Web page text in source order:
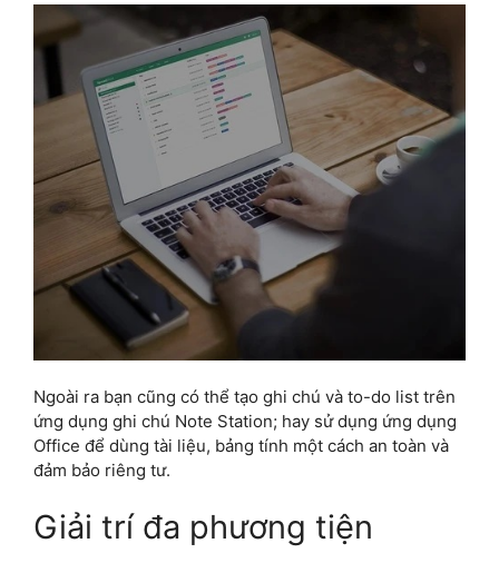
Ngoài ra bạn cũng có thể tạo ghi chú và to-do list trên
ứng dụng ghi chú Note Station; hay sử dụng ứng dụng
Office để dùng tài liệu, bảng tính một cách an toàn và
đảm bảo riêng tư.
Giải trí đa phương tiện